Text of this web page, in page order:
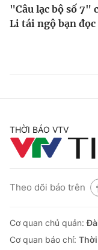
"Câu lạc bộ số 7"
Li tái ngộ bạn đọc
THỜI BÁO VTV
Theo dõi báo trên
Cơ quan chủ quản:
Cơ quan báo chí: